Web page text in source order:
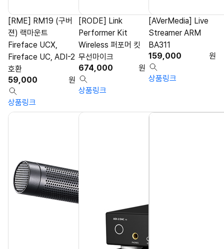
[RME] RM19 (구버
젼) 랙마운트
Fireface UCX,
Fireface UC, ADI-2
호환
59,000
원
상품링크
[RODE] Link
Performer Kit
Wireless 퍼포머 킷
무선마이크
674,000
원
상품링크
[AVerMedia] Live
Streamer ARM
BA311
159,000
원
상품링크